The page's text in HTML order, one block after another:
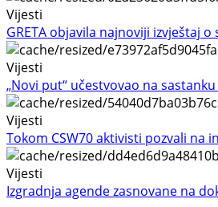
Vijesti
GRETA objavila najnoviji izvještaj
Vijesti
„Novi put“ učestvovao na sastanku
Vijesti
Tokom CSW70 aktivisti pozvali na
Vijesti
Izgradnja agende zasnovane na